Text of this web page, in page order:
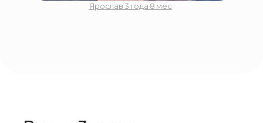
Ярослав 3 года 8 мес